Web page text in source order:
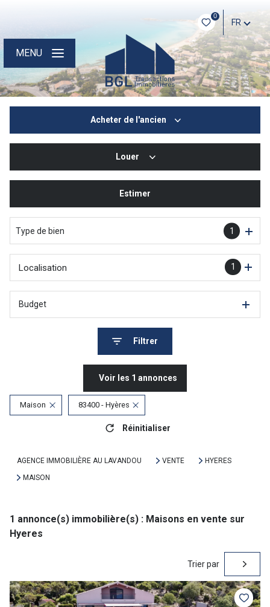
0
FR
MENU
Acheter de l'ancien
De l'immo pro
Louer
Estimer
Type de bien 1
1
Localisation
Budget
Filtrer
Voir les 1 annonces
Maison 83400 - Hyères
Réinitialiser
AGENCE IMMOBILIÈRE AU LAVANDOU VENTE
HYERES
MAISON
1 annonce(s) immobilière(s) : Maisons en vente sur
Hyeres
Trier par